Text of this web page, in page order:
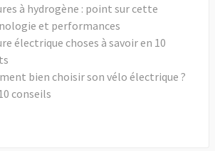
à hydrogène : point sur cette
et performances
électrique choses à savoir en 10
bien choisir son vélo électrique ?
conseils